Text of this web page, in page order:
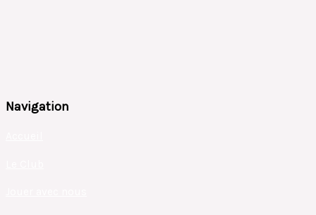
Navigation